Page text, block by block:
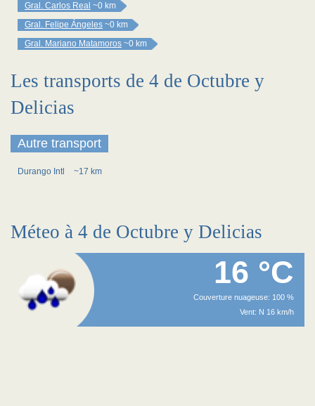
Gral. Carlos Real ~0 km
Gral. Felipe Ángeles ~0 km
Gral. Mariano Matamoros ~0 km
Les transports de 4 de Octubre y
Delicias
Autre transport
Durango Intl ~17 km
Méteo à 4 de Octubre y Delicias
16 °C
Couverture nuageuse: 100 %
Vent: N 16 km/h